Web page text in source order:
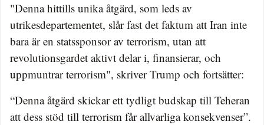
"Denna hittills unika åtgärd, som leds av
utrikesdepartementet, slår fast det faktum att Iran inte
bara är en statssponsor av terrorism, utan att
revolutionsgardet aktivt delar i, finansierar, och
uppmuntrar terrorism", skriver Trump och fortsätter:
“Denna åtgärd skickar ett tydligt budskap till Teheran
att dess stöd till terrorism får allvarliga konsekvenser”.